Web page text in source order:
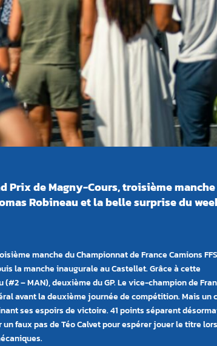
Prix de Magny-Cours, troisième
Robineau et la belle surprise du
manche du Championnat de France Camions
la manche inaugurale au Castellet. Grâce à cette
– MAN), deuxième du GP. Le vice-champion de
avant la deuxième journée de compétition. Mais un
ses espoirs de victoire. 41 points séparent
faux pas de Téo Calvet pour espérer jouer le titre